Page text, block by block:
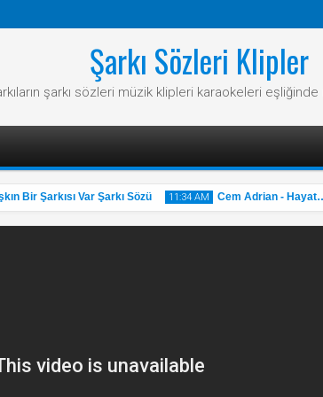
Şarkı Sözleri Klipler
şarkı sözleri müzik klipleri karaokeleri
Bir Şarkısı Var Şarkı Sözü 11:34 AM Cem Adrian - Hayat…